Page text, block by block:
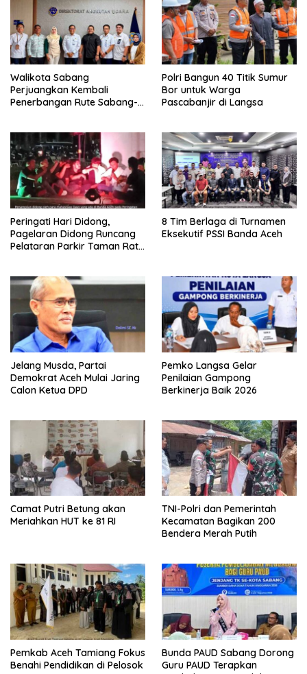
Walikota Sabang
Perjuangkan Kembali
Penerbangan Rute Sabang-
Polri Bangun 40 Titik Sumur
Bor untuk Warga
Pascabanjir di Langsa
Peringati Hari Didong,
Pagelaran Didong Runcang
Pelataran Parkir Taman Ratu
8 Tim Berlaga di Turnamen
Eksekutif PSSI Banda Aceh
Jelang Musda, Partai
Demokrat Aceh Mulai Jaring
Calon Ketua DPD
Pemko Langsa Gelar
Penilaian Gampong
Berkinerja Baik 2026
Camat Putri Betung akan
Meriahkan HUT ke 81 RI
TNI-Polri dan Pemerintah
Kecamatan Bagikan 200
Bendera Merah Putih
Pemkab Aceh Tamiang Fokus
Benahi Pendidikan di Pelosok
Bunda PAUD Sabang Dorong
Guru PAUD Terapkan